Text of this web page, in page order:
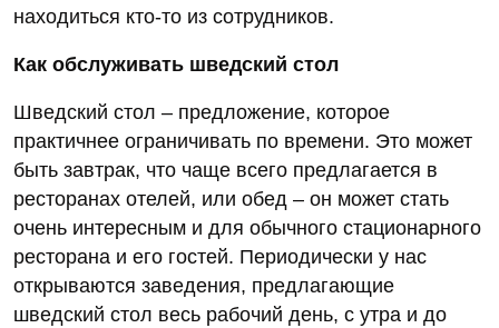
находиться кто-то из сотрудников.
Как обслуживать шведский стол
Шведский стол – предложение, которое
практичнее ограничивать по времени. Это может
быть завтрак, что чаще всего предлагается в
ресторанах отелей, или обед – он может стать
очень интересным и для обычного стационарного
ресторана и его гостей. Периодически у нас
открываются заведения, предлагающие
шведский стол весь рабочий день, с утра и до